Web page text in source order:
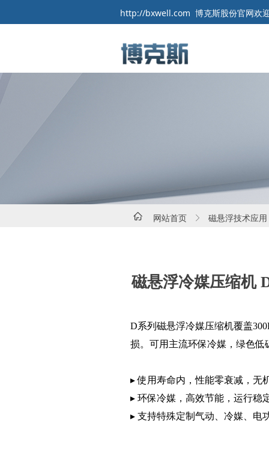
http://bxwell.com 博克斯股份官网欢
网站首页 ꁕ 磁悬浮技术应用
ꀇ
D系列磁悬浮冷媒压缩机覆盖
损。可用主流环保冷媒，绿色低
▸ 使用寿命内，性能零衰减，无
▸ 环保冷媒，高效节能，运行稳
▸ 支持特殊定制气动、冷媒、电
磁悬浮冷媒压缩机